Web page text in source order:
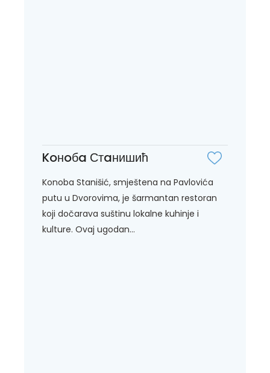
Koнoбa Стaнишић
Konoba Stanišić, smještena na Pavlovića
putu u Dvorovima, je šarmantan restoran
koji dočarava suštinu lokalne kuhinje i
kulture. Ovaj ugodan...